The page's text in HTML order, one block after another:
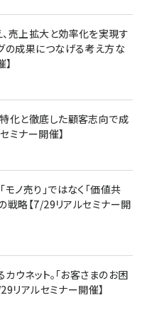
売上拡大と効率化を実現す
の成果につなげる考え方な
化と徹底した顧客志向で成
ミナー開催】
ノ売り」ではなく「価値共
戦略【7/29リアルセミナー開
ウネット。「お客さまのお困
リアルセミナー開催】